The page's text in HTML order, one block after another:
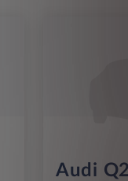
Audi